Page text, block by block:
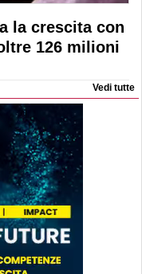
la crescita con
126 milioni
Vedi tutte